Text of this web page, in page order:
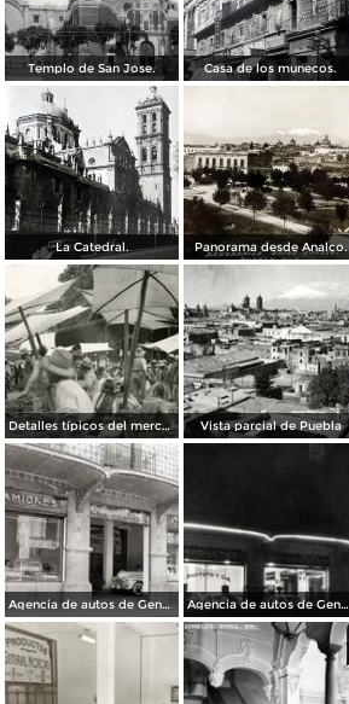
Templo de San Jose. Casa de los munecos.
La Catedral. Panorama desde Analco.
Detalles típicos del mercado Vista parcial de Puebla
Agencia de autos de General Motors Agencia de autos de General Motors